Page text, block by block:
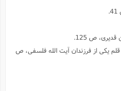
ص 125.
یکى از فرزندان آیت الله فلسفى، ص